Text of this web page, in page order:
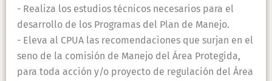
- Realiza los estudios técnicos necesarios para el
desarrollo de los Programas del Plan de Manejo.
- Eleva al CPUA las recomendaciones que surjan en el
seno de la comisión de Manejo del Área Protegida,
para toda acción y/o proyecto de regulación del Área